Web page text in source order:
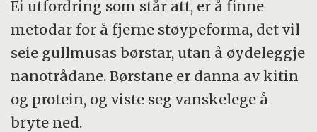
Ei utfordring som står att, er å finne
metodar for å fjerne støypeforma, det vil
seie gullmusas børstar, utan å øydeleggje
nanotrådane. Børstane er danna av kitin
og protein, og viste seg vanskelege å
bryte ned.